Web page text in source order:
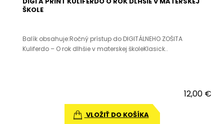
ŠKOLE
Balík obsahuje:Ročný prístup do DIGITÁLNEHO ZOŠITA
Kuliferdo – O rok dlhšie v materskej školeKlasick..
12,00 €
VLOŽIŤ DO KOŠÍKA